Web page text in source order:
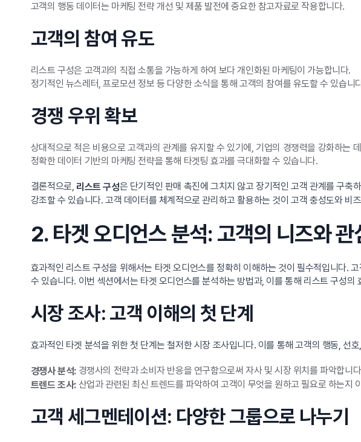
고객의 행동 데이터는 마케팅 전략 개선 및 제품 발전에 중요한 참고자료로 작용합니다.
고객의 참여 유도
리스트 구성은 고객과의 직접 소통을 가능하게 하여 보다 개인화된 마케팅이 가능합니다.
정기적인 뉴스레터, 프로모션 정보 등 다양한 소식을 통해 고객의 참여를 유도할 수 있습니
경쟁 우위 확보
상대적으로 적은 비용으로 고객과의 관계를 유지할 수 있기에, 기업의 경쟁력을 강화하는
정확한 데이터 기반의 마케팅 전략을 통해 타겟팅 효과를 극대화할 수 있습니다.
결론적으로, 리스트 구성은 단기적인 판매 촉진에 그치지 않고 장기적인 고객 관계를 구축
강조할 수 있습니다. 고객 데이터를 체계적으로 관리하고 활용하는 것이 고객 충성도와 비
2. 타겟 오디언스 분석: 고객의 니즈와 관
효과적인 리스트 구성을 위해서는 타겟 오디언스를 정확히 이해하는 것이 필수적입니다.
수 있습니다. 이번 섹션에서는 타겟 오디언스를 분석하는 방법과, 이를 통해 리스트 구성의
시장 조사: 고객 이해의 첫 단계
효과적인 타겟 분석을 위한 첫 단계는 철저한 시장 조사입니다. 이를 통해 고객의 행동, 선
경쟁사 분석:경쟁사의 전략과 소비자 반응을 연구함으로써 자사 및 시장 위치를 파악합니
트렌드 조사:산업과 관련된 최신 트렌드를 파악하여 고객이 무엇을 원하고 필요로 하는지
고객 세그멘테이션: 다양한 그룹으로 나누기